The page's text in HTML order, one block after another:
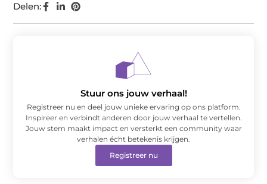
Delen:
Stuur ons jouw verhaal!
Registreer nu en deel jouw unieke ervaring op ons platform.
Inspireer en verbindt anderen door jouw verhaal te vertellen.
Jouw stem maakt impact en versterkt een community waar
verhalen écht betekenis krijgen.
Registreer nu